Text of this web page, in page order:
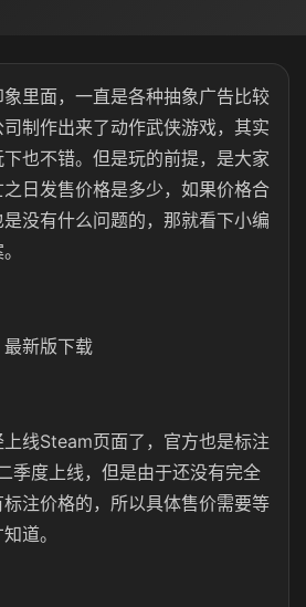
里面，一直是各种抽象广告比较
制作出来了动作武侠游戏，其实
也不错。但是玩的前提，是大家
日发售价格是多少，如果价格合
没有什么问题的，那就看下小编
最新版下载
线Steam页面了，官方也是标注
季度上线，但是由于还没有完全
注价格的，所以具体售价需要等
道。